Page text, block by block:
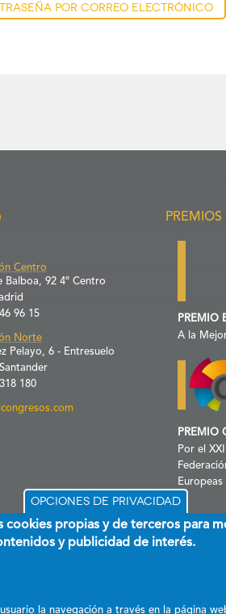
por correo electrónico
Centro
Balboa, 92 4º Centro
96 15
Norte
Pelayo, 6 - Entresuelo
180
PREMIOS
PREMIO
A la
PREMIO
Por el
Opciones de privacidad
cookies propias y de terceros para
y publicidad de interés.
la navegación a través en la página